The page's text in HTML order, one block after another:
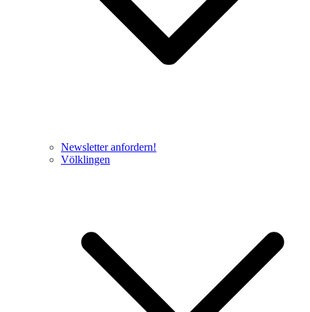
Newsletter anfordern!
Völklingen